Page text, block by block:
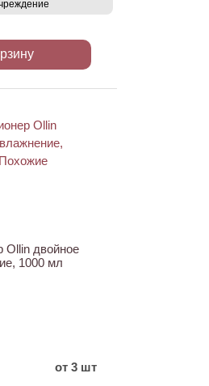
Ollin двойное
1000 мл
от 3 шт